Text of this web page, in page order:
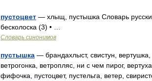
пустоцвет — хлыщ, пустышка Словарь
бесколоска (3) • …
Словарь синонимов
пустышка — брандахлыст, свистун, вертушка,
ветрогонка, ветропляс, ни с чем пирог,
фифочка, пустоцвет, пустельга, ветер,